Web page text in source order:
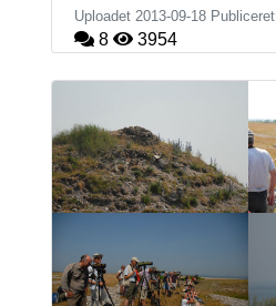
Uploadet 2013-09-18 Publiceret
8 3954